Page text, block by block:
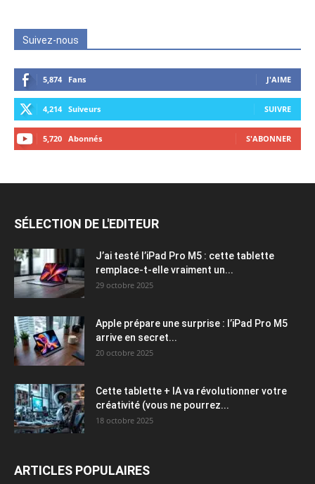
Suivez-nous
5,874 Fans J'AIME
4,214 Suiveurs SUIVRE
5,720 Abonnés S'ABONNER
SÉLECTION DE L'EDITEUR
J’ai testé l’iPad Pro M5 : cette tablette
remplace-t-elle vraiment un...
29 octobre 2025
Apple prépare une surprise : l’iPad Pro M5
arrive en secret...
20 octobre 2025
Cette tablette + IA va révolutionner votre
créativité (vous ne pourrez...
18 octobre 2025
ARTICLES POPULAIRES